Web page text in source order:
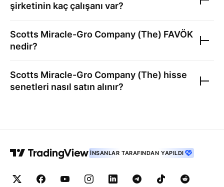
şirketinin kaç çalışanı var?
Scotts Miracle-Gro Company (The) FAVÖK
nedir?
Scotts Miracle-Gro Company (The) hisse
senetleri nasıl satın alınır?
İNSANLAR TARAFINDAN YAPILDI